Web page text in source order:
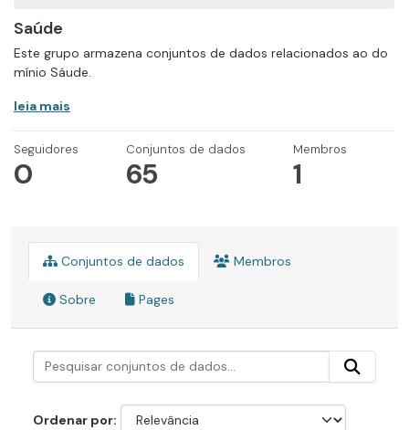
Saúde
Este grupo armazena conjuntos de dados relacionados ao do
mínio Sáude.
leia mais
Seguidores
0
Conjuntos de dados
65
Membros
1
Conjuntos de dados Membros
Sobre Pages
Ordenar por